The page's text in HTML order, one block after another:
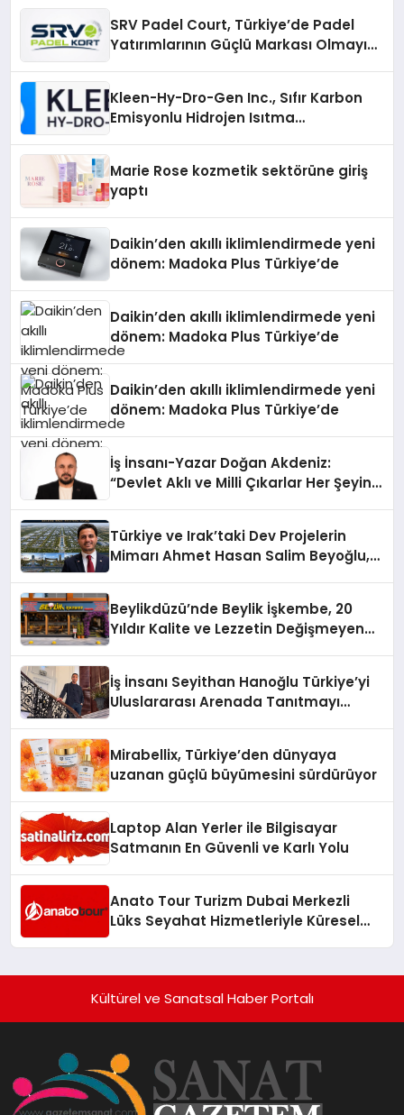
SRV Padel Court, Türkiye’de Padel
Yatırımlarının Güçlü Markası Olmayı
Kleen-Hy-Dro-Gen Inc., Sıfır Karbon
Emisyonlu Hidrojen Isıtma
Marie Rose kozmetik sektörüne giriş
yaptı
Daikin’den akıllı iklimlendirmede yeni
dönem: Madoka Plus Türkiye’de
Daikin’den akıllı iklimlendirmede yeni
dönem: Madoka Plus Türkiye’de
Daikin’den akıllı iklimlendirmede yeni
dönem: Madoka Plus Türkiye’de
İş İnsanı-Yazar Doğan Akdeniz:
“Devlet Aklı ve Milli Çıkarlar Her Şeyin
Türkiye ve Irak’taki Dev Projelerin
Mimarı Ahmet Hasan Salim Beyoğlu,
Hayata Geçirecek
Beylikdüzü’nde Beylik İşkembe, 20
Yıldır Kalite ve Lezzetin Değişmeyen
İş İnsanı Seyithan Hanoğlu Türkiye’yi
Uluslararası Arenada Tanıtmayı
Mirabellix, Türkiye’den dünyaya
uzanan güçlü büyümesini sürdürüyor
Laptop Alan Yerler ile Bilgisayar
Satmanın En Güvenli ve Karlı Yolu
Anato Tour Turizm Dubai Merkezli
Lüks Seyahat Hizmetleriyle Küresel
Kültürel ve Sanatsal Haber Portalı